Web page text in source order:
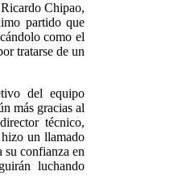
Chipao,
partido que
como el
tratarse de un
del equipo
más gracias al
técnico,
un llamado
su confianza en
luchando